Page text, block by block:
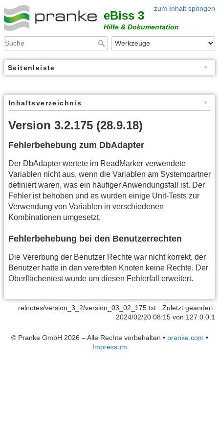
zum Inhalt springen
eBiss 3
Hilfe & Dokumentation
Seitenleiste
Inhaltsverzeichnis
Version 3.2.175 (28.9.18)
Fehlerbehebung zum DbAdapter
Der DbAdapter wertete im ReadMarker verwendete
Variablen nicht aus, wenn die Variablen am Systempartner
definiert waren, was ein häufiger Anwendungsfall ist. Der
Fehler ist behoben und es wurden einige Unit-Tests zur
Verwendung von Variablen in verschiedenen
Kombinationen umgesetzt.
Fehlerbehebung bei den Benutzerrechten
Die Vererbung der Benutzer Rechte war nicht korrekt, der
Benutzer hatte in den vererbten Knoten keine Rechte. Der
Oberflächentest wurde um diesen Fehlerfall erweitert.
relnotes/version_3_2/version_03_02_175.txt · Zuletzt geändert:
2024/02/20 08:15 von 127.0.0.1
© Pranke GmbH 2026 – Alle Rechte vorbehalten • pranke.com •
Impressum